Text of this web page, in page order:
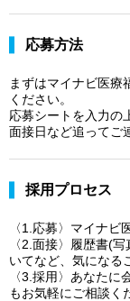
応募方法
まずはマイナビ医療
ください。
応募シートを入力の
面接日など追ってご
採用プロセス
〈1.応募〉マイナビ
〈2.面接〉履歴書(
いてなど、気になる
〈3.採用〉あなた
もお気軽にご相談く